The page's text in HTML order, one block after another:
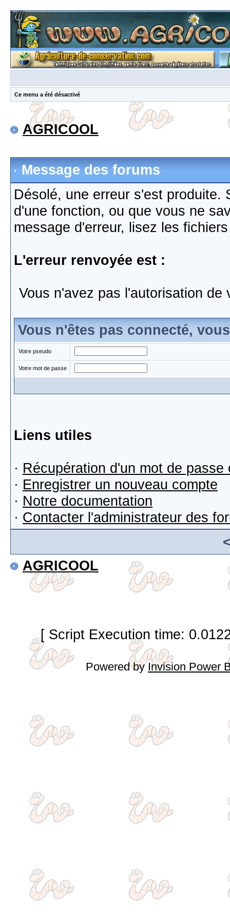
Ce menu a été désactivé
AGRICOOL
Message des forums
Désolé, une erreur s'est produite.
d'une fonction, ou que vous ne
message d'erreur, lisez les
L'erreur renvoyée est :
Vous n'avez pas l'autorisation de
Vous n'êtes pas connecté,
Votre pseudo
Votre mot de passe
Liens utiles
· Récupération d'un mot de passe
· Enregistrer un nouveau compte
· Notre documentation
· Contacter l'administrateur des
AGRICOOL
[ Script Execution time:
Powered byInvision Power